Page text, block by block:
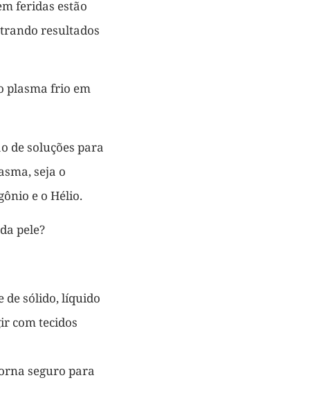
feridas estão
resultados
plasma frio em
de soluções para
seja o
e o Hélio.
pele?
de sólido, líquido
com tecidos
seguro para